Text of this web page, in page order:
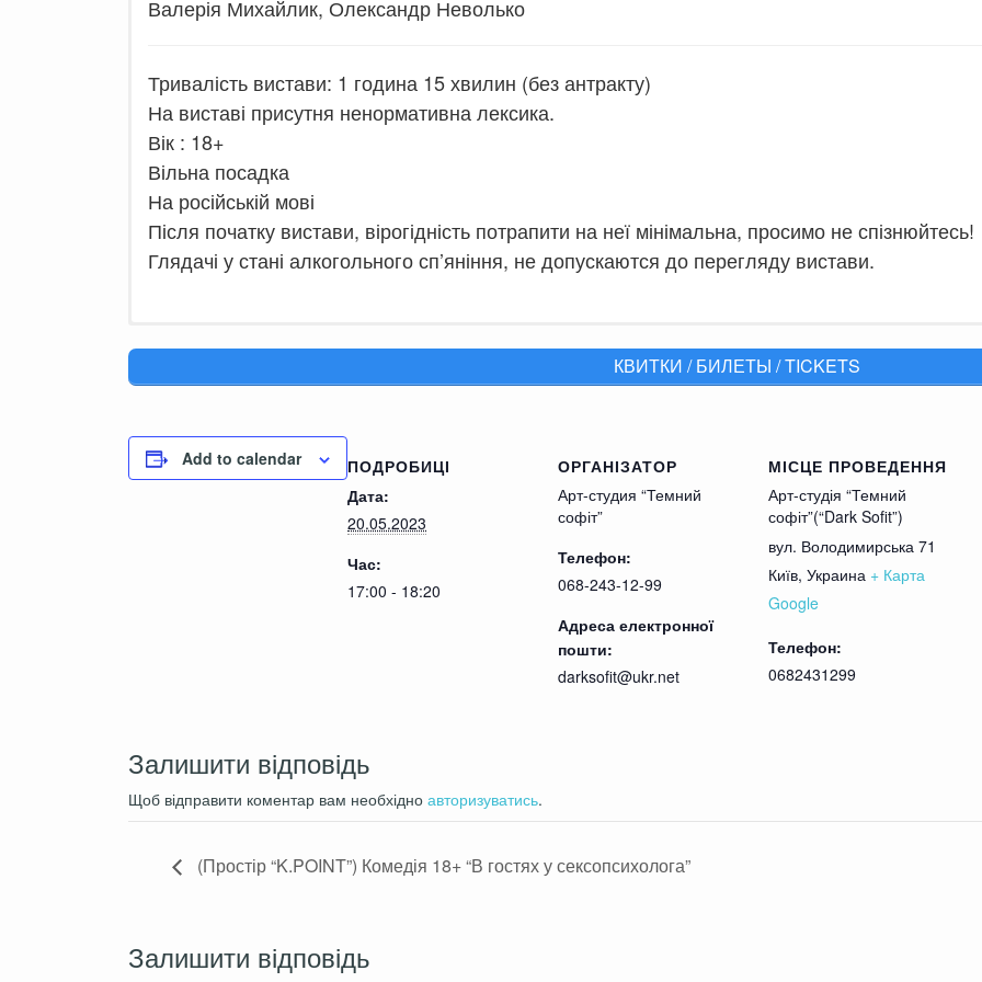
Валерія Михайлик, Олександр Неволько
Тривалість вистави: 1 година 15 хвилин (без антракту)
На виставі присутня ненормативна лексика.
Вік : 18+
Вільна посадка
На російській мові
Після початку вистави, вірогідність потрапити на неї мінімальна, просимо не спізнюйтесь!
Глядачі у стані алкогольного сп’яніння, не допускаются до перегляду вистави.
Комедия по пьесе Александра Неволько!
Молодая семья, взяв десять кредитов, покупает SMART квартиру на окраине
уютное «гнёздышко» сталкиваются с неожиданными трудностями. Отсутствие
непонятные мистические явления. Странные обитатели дома, которые являются
проблемами и непростой историей.
Немного мистики, капелька чернухи и пошлятины, чуть-чуть эротики и
Комедия, которая написана только для театра «Темный Софит». Гарантируем, что
Нико Малик/Владимир Неволько, Екатерина Плющ/Александра Басманова,
Длительность спектакля: 75 минут (без антракта)
Не нормативная лексика: Присутствует ограничено
Сцены насилия: Отсутствуют
Эротические сцены: Присутствуют
На русском языке
КВИТКИ / БИЛЕТЫ / TICKETS
Add to calendar
ПОДРОБИЦІ
Дата:
20.05.2023
Час:
17:00 - 18:20
ОРГАНІЗАТОР
Арт-студия “Темний
софіт”
Телефон:
068-243-12-99
Адреса електронної
пошти:
darksofit@ukr.net
МІСЦЕ ПРОВЕДЕННЯ
Арт-студія “Темний
софіт”(“Dark Sofit”)
вул. Володимирська 71
Київ, Украина + Карта
Google
Телефон:
0682431299
Залишити відповідь
Щоб відправити коментар вам необхідно авторизуватись.
(Простір “K.POINT”) Комедія 18+ “В гостях у сексопсихолога”
Залишити відповідь